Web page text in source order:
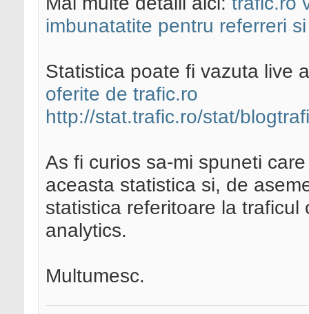
imbunatatite pentru referreri
Statistica poate fi vazuta live
oferite de trafic.ro
http://stat.trafic.ro/stat/
As fi curios sa-mi spuneti
aceasta statistica si, de
statistica referitoare la
analytics.
Multumesc.